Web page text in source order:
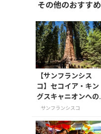
その他のおすすめ
【サンフランシス
コ】セコイア・キン
グスキャニオンへの
行き方、楽しみ方
サンフランシスコ